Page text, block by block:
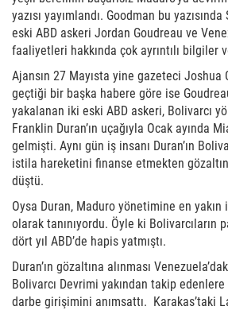
yazısı yayımlandı. Goodman bu
eski ABD askeri Jordan Goudreau ve
faaliyetleri hakkında çok ayrıntılı bilgiler
Ajansın 27 Mayısta yine gazeteci Joshua
geçtiği bir başka habere göre ise
yakalanan iki eski ABD askeri, Bolivarcı
Franklin Duran’ın uçağıyla Ocak ayında
gelmişti. Aynı gün iş insanı Duran’ın
istila hareketini finanse etmekten
düştü.
Oysa Duran, Maduro yönetimine en yakın
olarak tanınıyordu. Öyle ki Bolivarcıların
dört yıl ABD’de hapis yatmıştı.
Duran’ın gözaltına alınması
Bolivarcı Devrimi yakından takip
darbe girişimini anımsattı. Karakas’taki